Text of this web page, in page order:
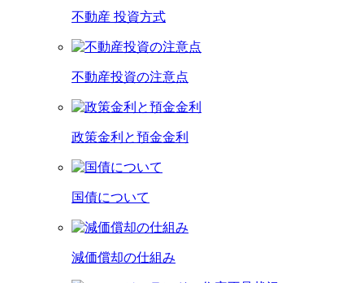
不動産 投資方式
不動産投資の注意点
政策金利と預金金利
国債について
減価償却の仕組み